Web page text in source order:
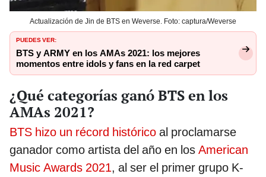
Actualización de Jin de BTS en Weverse. Foto: captura/Weverse
PUEDES VER:
BTS y ARMY en los AMAs 2021: los mejores
momentos entre idols y fans en la red carpet
¿Qué categorías ganó BTS en los
AMAs 2021?
BTS hizo un récord histórico al proclamarse
ganador como artista del año en los American
Music Awards 2021, al ser el primer grupo K-